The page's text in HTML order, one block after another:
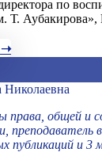
по
Т. Аубакирова»,
➝
общей и
публикаций и 3